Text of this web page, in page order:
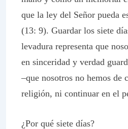
que la ley del Señor pueda
(13: 9). Guardar los siete
levadura representa que
en sinceridad y verdad
–que nosotros no hemos de
religión, ni continuar en el
¿Por qué siete días?